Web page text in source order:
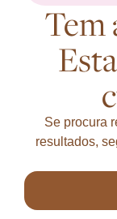
Tem
Se procura
resultados,